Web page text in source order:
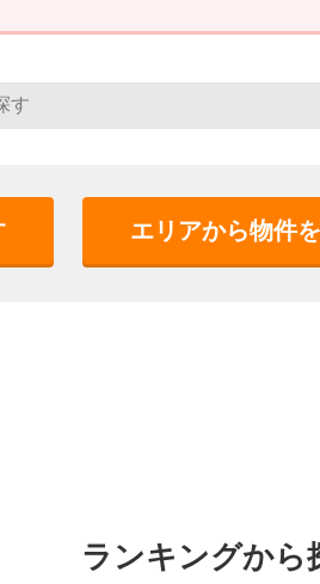
エリアから物件
ランキングから